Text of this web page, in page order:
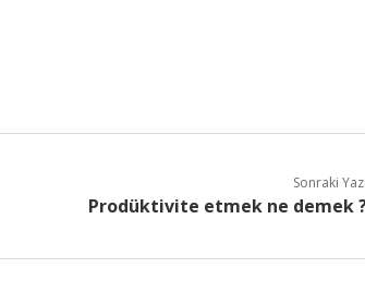
Sonraki
Prodüktivite etmek ne demek